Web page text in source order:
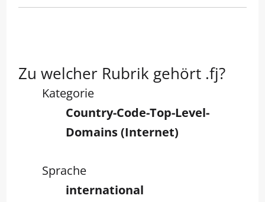
Zu welcher Rubrik gehört .fj?
Kategorie
Country-Code-Top-Level-
Domains (Internet)
Sprache
international